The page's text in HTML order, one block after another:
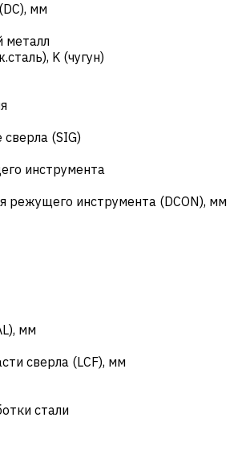
мм
металл
, K (чугун)
(SIG)
инструмента
режущего инструмента (DCON), мм
мм
сверла (LCF), мм
стали